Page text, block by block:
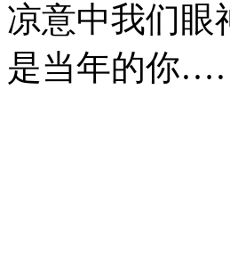
凉意中我们眼
是当年的你